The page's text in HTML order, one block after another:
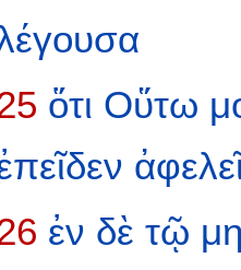
ὅτι Οὕτω
ἐν δὲ τῷ